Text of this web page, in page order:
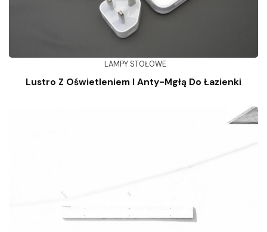
LAMPY STOŁOWE
Lustro Z Oświetleniem I Anty-Mgłą Do Łazienki